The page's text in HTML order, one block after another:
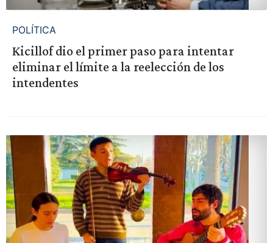
POLÍTICA
Kicillof dio el primer paso para intentar
eliminar el límite a la reelección de los
intendentes